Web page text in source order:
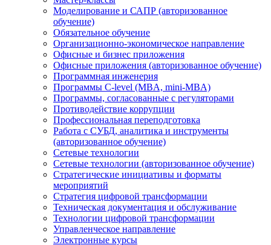
Моделирование и САПР (авторизованное
обучение)
Обязательное обучение
Организационно-экономическое направление
Офисные и бизнес приложения
Офисные приложения (авторизованное обучение)
Программная инженерия
Программы C-level (MBA, mini-MBA)
Программы, согласованные с регуляторами
Противодействие коррупции
Профессиональная переподготовка
Работа с СУБД, аналитика и инструменты
(авторизованное обучение)
Сетевые технологии
Сетевые технологии (авторизованное обучение)
Стратегические инициативы и форматы
мероприятий
Стратегия цифровой трансформации
Техническая документация и обслуживание
Технологии цифровой трансформации
Управленческое направление
Электронные курсы